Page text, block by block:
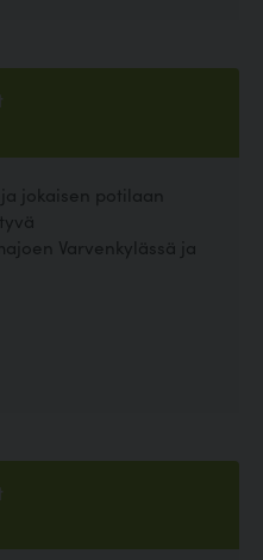
jokaisen potilaan
Varvenkylässä ja